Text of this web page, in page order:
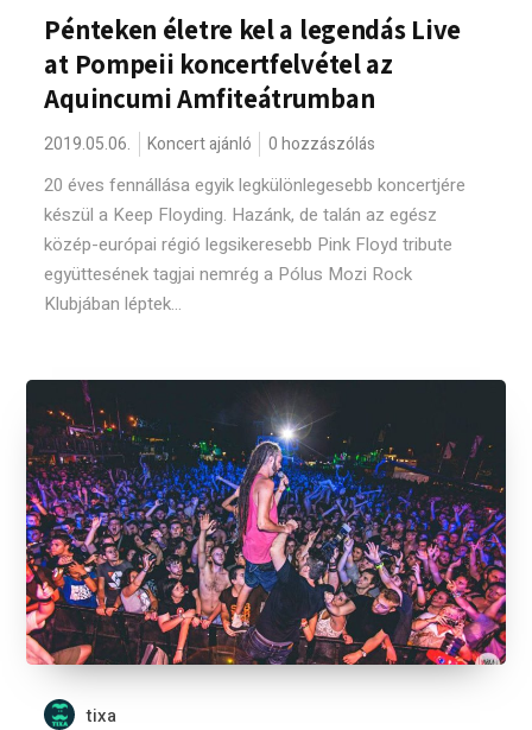
Pénteken életre kel a legendás Live
at Pompeii koncertfelvétel az
Aquincumi Amfiteátrumban
2019.05.06. Koncert ajánló 0 hozzászólás
20 éves fennállása egyik legkülönlegesebb koncertjére
készül a Keep Floyding. Hazánk, de talán az egész
közép-európai régió legsikeresebb Pink Floyd tribute
együttesének tagjai nemrég a Pólus Mozi Rock
Klubjában léptek...
tixa